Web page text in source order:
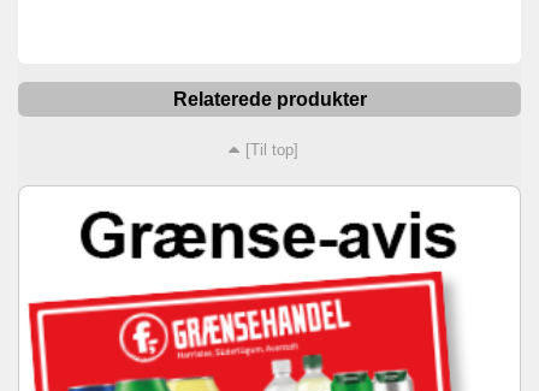
Relaterede produkter
[Til top]